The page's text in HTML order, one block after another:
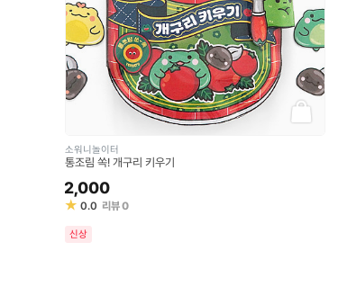
소워니놀이터
통조림 쏙! 개구리 키우기
2,000
★ 0.0 리뷰0
신상